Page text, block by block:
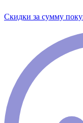
Скидки за сумму